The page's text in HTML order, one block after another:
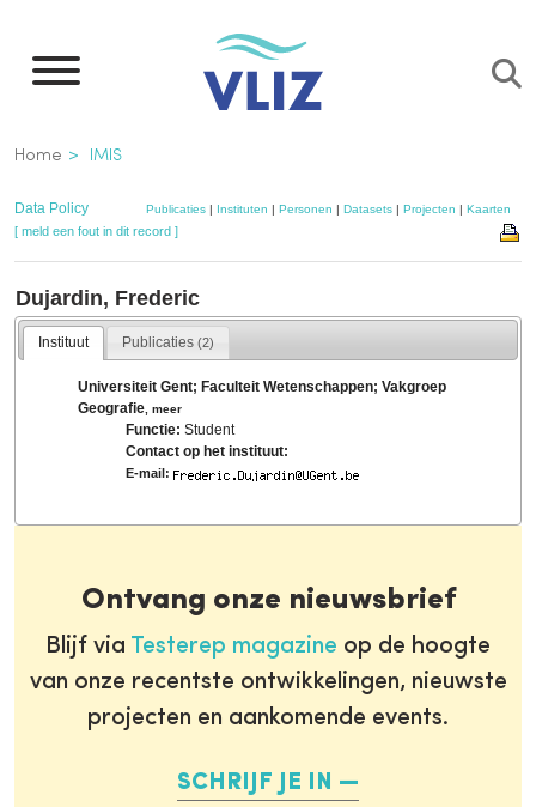
naar
inhoud
gaan
Kruimelpad
Home IMIS
Data Policy Publicaties| Instituten | Personen | Datasets| Projecten | Kaarten
[ meld een fout in dit record ]
Dujardin, Frederic
Instituut Publicaties(2)
Universiteit Gent; Faculteit Wetenschappen; Vakgroep
Geografie ,meer
Functie:Student
Contact op het instituut:
E-mail:
Ontvang onze nieuwsbrief
Blijf via Testerep magazine op de hoogte
van onze recentste ontwikkelingen, nieuwste
projecten en aankomende events.
SCHRIJF JE IN